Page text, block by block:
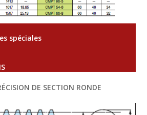
spéciales
DE SECTION RONDE